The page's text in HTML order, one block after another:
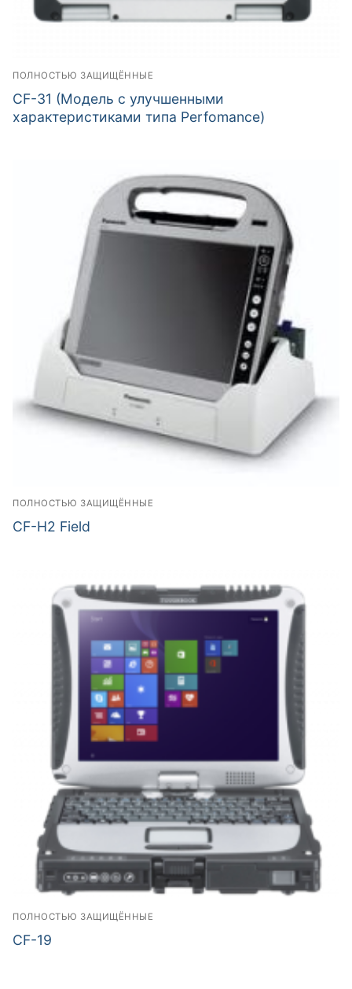
ПОЛНОСТЬЮ ЗАЩИЩЁННЫЕ
CF-31 (Модель с улучшенными
характеристиками типа Perfomance)
ПОЛНОСТЬЮ ЗАЩИЩЁННЫЕ
CF-H2 Field
ПОЛНОСТЬЮ ЗАЩИЩЁННЫЕ
CF-19